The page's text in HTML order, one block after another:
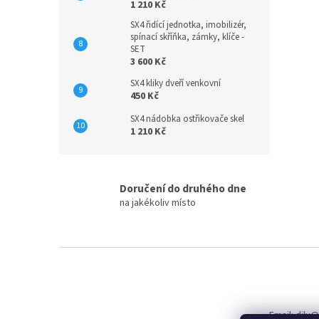
1 210 Kč
SX4 řidící jednotka, imobilizér,
spínací skříňka, zámky, klíče -
SET
3 600 Kč
SX4 kliky dveří venkovní
450 Kč
SX4 nádobka ostřikovače skel
1 210 Kč
Doručení do druhého dne
na jakékoliv místo
Email: